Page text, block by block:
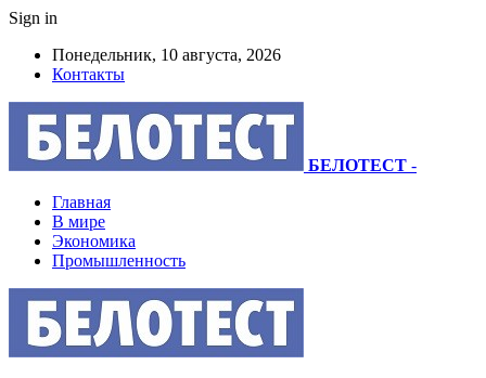
Sign in
Понедельник, 10 августа, 2026
Контакты
БЕЛОТЕСТ -
Главная
В мире
Экономика
Промышленность